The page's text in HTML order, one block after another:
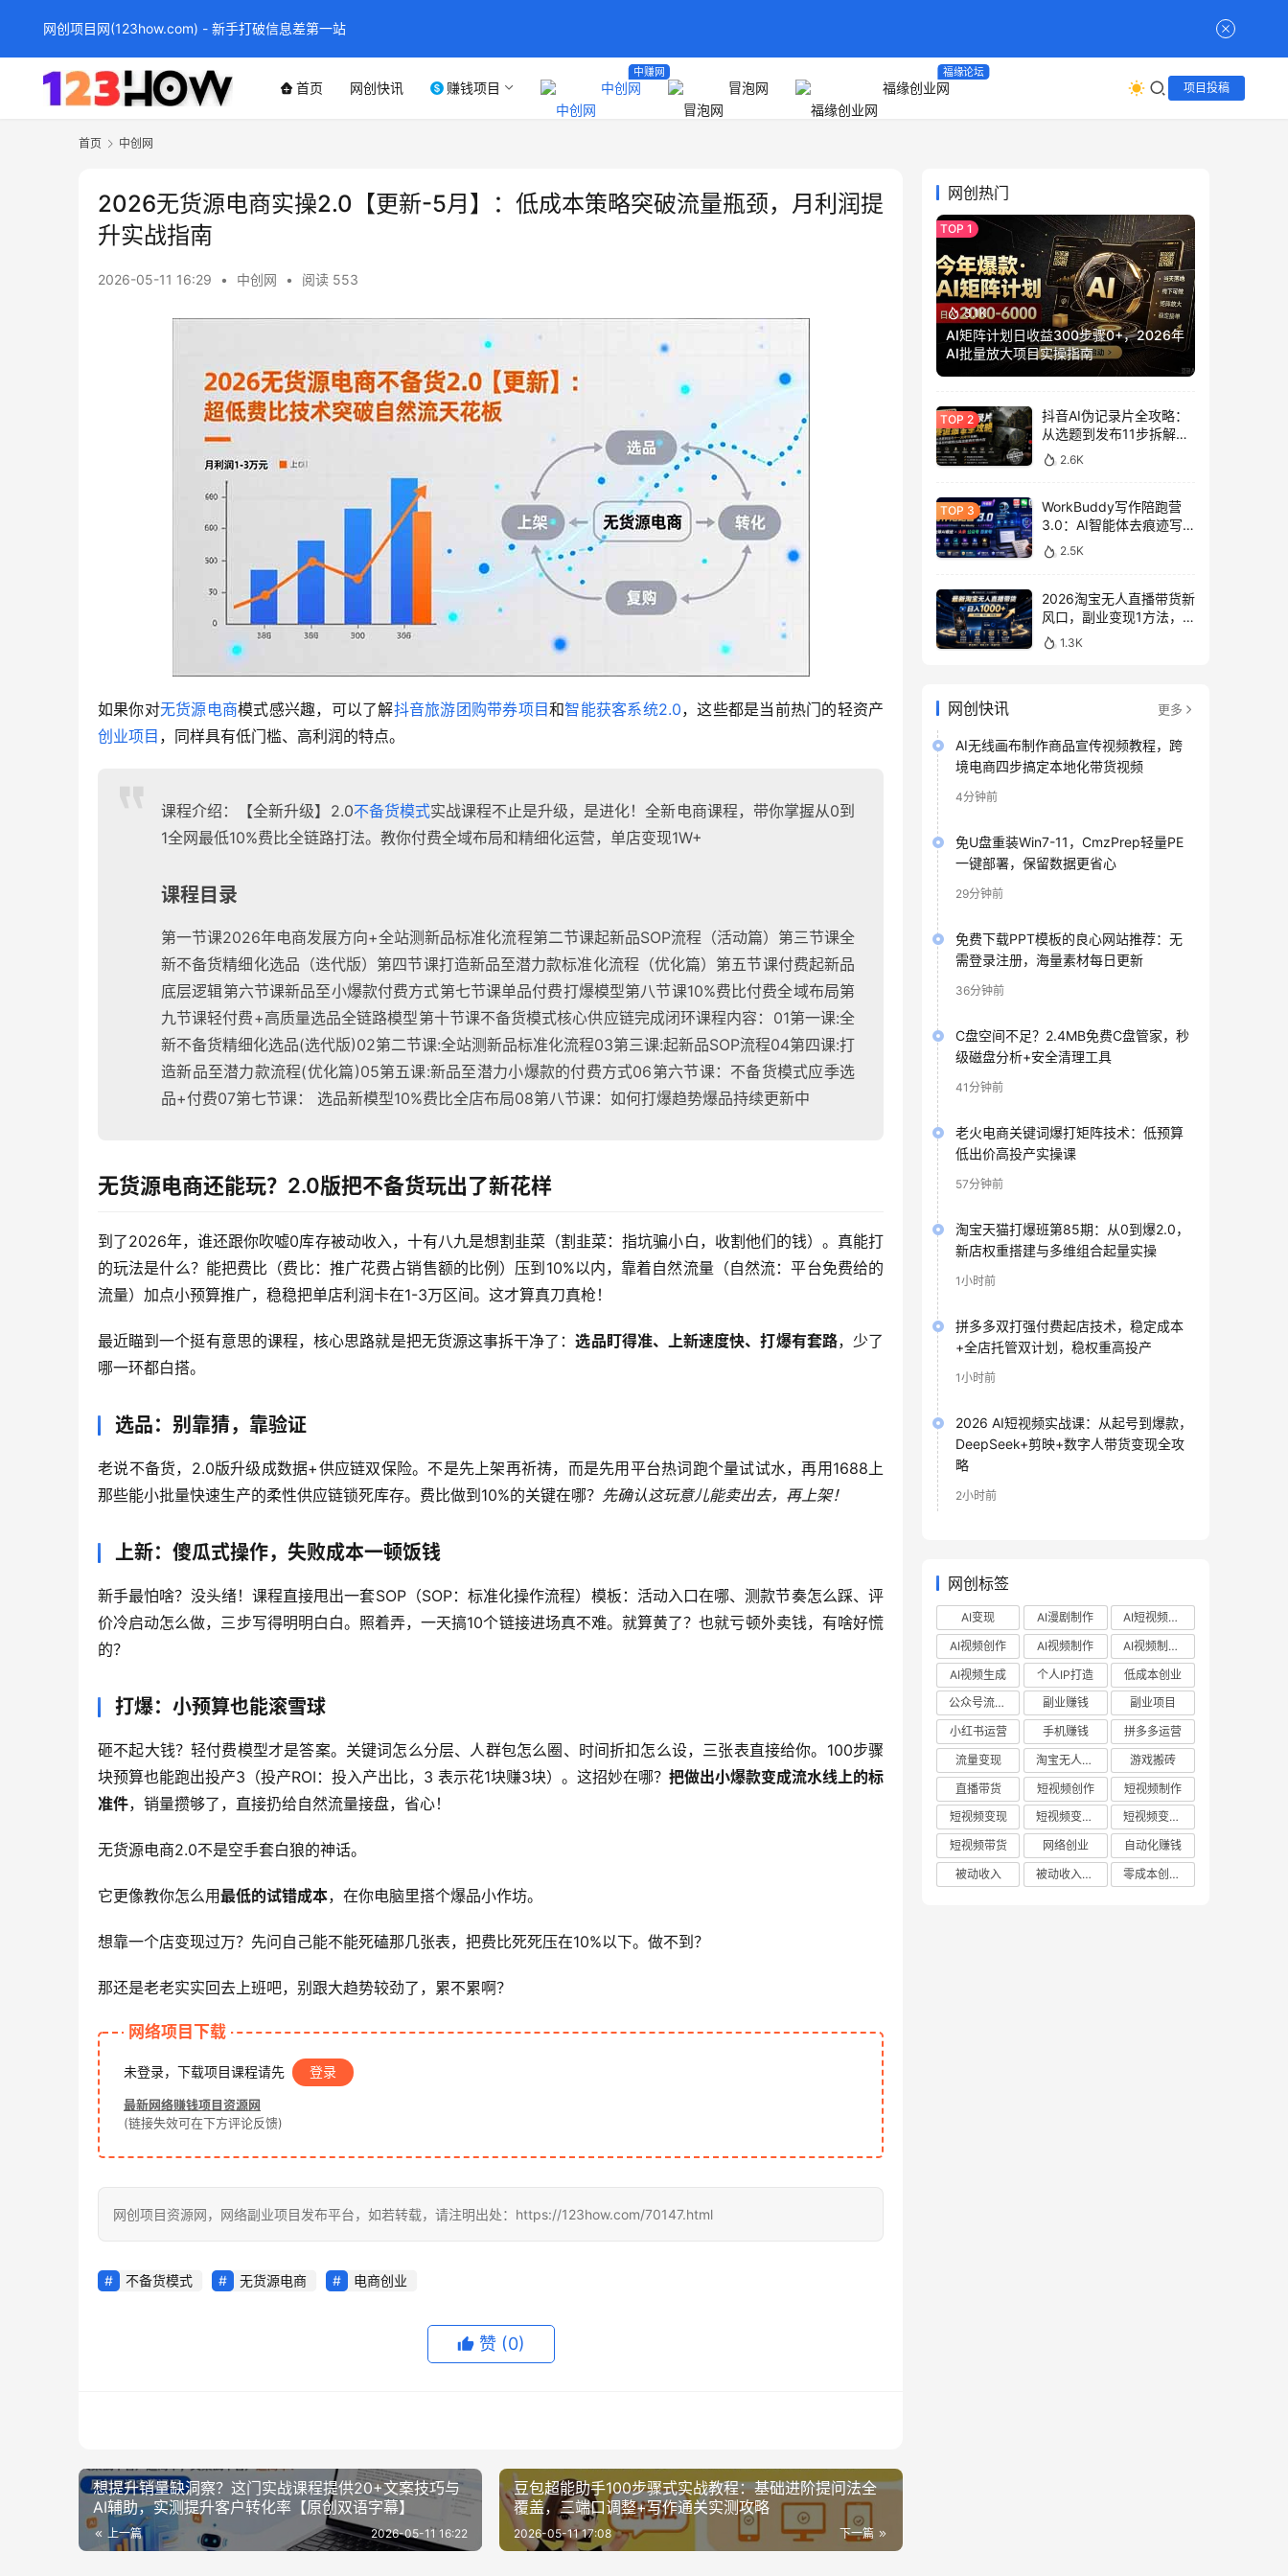
首页 网创快讯 赚钱项目 中创网
中赚网
冒泡网 福缘创业网
福缘论坛
项目投稿
首页 中创网
2026无货源电商实操2.0【更新-5月】：低成本策略突破流量瓶颈，月利润提
升实战指南
2026-05-11 16:29 • 中创网 • 阅读 553
如果你对无货源电商模式感兴趣，可以了解抖音旅游团购带券项目和智能获客系统2.0，这些都是当前热门的轻资产
创业项目 ，同样具有低门槛、高利润的特点。
课程介绍：【全新升级】2.0不备货模式实战课程不止是升级，是进化！全新电商课程，带你掌握从0到
1全网最低10%费比全链路打法。教你付费全域布局和精细化运营，单店变现1W+
课程目录
第一节课2026年电商发展方向+全站测新品标准化流程第二节课起新品SOP流程（活动篇）第三节课全
新不备货精细化选品（迭代版）第四节课打造新品至潜力款标准化流程（优化篇）第五节课付费起新品
底层逻辑第六节课新品至小爆款付费方式第七节课单品付费打爆模型第八节课10%费比付费全域布局第
九节课轻付费+高质量选品全链路模型第十节课不备货模式核心供应链完成闭环课程内容：01第一课:全
新不备货精细化选品(选代版)02第二节课:全站测新品标准化流程03第三课:起新品SOP流程04第四课:打
造新品至潜力款流程(优化篇)05第五课:新品至潜力小爆款的付费方式06第六节课：不备货模式应季选
品+付费07第七节课： 选品新模型10%费比全店布局08第八节课：如何打爆趋势爆品持续更新中
无货源电商还能玩？2.0版把不备货玩出了新花样
到了2026年，谁还跟你吹嘘0库存被动收入，十有八九是想割韭菜（割韭菜：指坑骗小白，收割他们的钱）。真能打
的玩法是什么？能把费比（费比：推广花费占销售额的比例）压到10%以内，靠着自然流量（自然流：平台免费给的
流量）加点小预算推广，稳稳把单店利润卡在1-3万区间。这才算真刀真枪！
最近瞄到一个挺有意思的课程，核心思路就是把无货源这事拆干净了：选品盯得准、上新速度快、打爆有套路，少了
哪一环都白搭。
选品：别靠猜，靠验证
老说不备货，2.0版升级成数据+供应链双保险。不是先上架再祈祷，而是先用平台热词跑个量试试水，再用1688上
那些能小批量快速生产的柔性供应链锁死库存。费比做到10%的关键在哪？ 先确认这玩意儿能卖出去，再上架！
上新：傻瓜式操作，失败成本一顿饭钱
新手最怕啥？没头绪！课程直接甩出一套SOP（SOP：标准化操作流程）模板：活动入口在哪、测款节奏怎么踩、评
价冷启动怎么做，三步写得明明白白。照着弄，一天搞10个链接进场真不难。就算黄了？也就亏顿外卖钱，有啥好慌
的？
打爆：小预算也能滚雪球
砸不起大钱？轻付费模型才是答案。关键词怎么分层、人群包怎么圈、时间折扣怎么设，三张表直接给你。100步骤
块预算也能跑出投产3（投产ROI：投入产出比，3 表示花1块赚3块）。这招妙在哪？ 把做出小爆款变成流水线上的标
准件，销量攒够了，直接扔给自然流量接盘，省心！
无货源电商2.0不是空手套白狼的神话。
它更像教你怎么用最低的试错成本，在你电脑里搭个爆品小作坊。
想靠一个店变现过万？先问自己能不能死磕那几张表，把费比死死压在10%以下。做不到？
那还是老老实实回去上班吧，别跟大趋势较劲了，累不累啊？
网络项目下载
未登录，下载项目课程请先 登录
最新网络赚钱项目资源网
(链接失效可在下方评论反馈)
网创项目资源网，网络副业项目发布平台，如若转载，请注明出处：https://123how.com/70147.html
不备货模式 无货源电商 电商创业
赞 (0)
想提升销量缺洞察？这门实战课程提供20+文案技巧与
AI辅助，实测提升客户转化率【原创双语字幕】
上一篇 2026-05-11 16:22
豆包超能助手100步骤式实战教程：基础进阶提问法全
覆盖，三端口调整+写作通关实测攻略
下一篇
2026-05-11 17:08
网创热门
3.1K
AI矩阵计划日收益300步骤0+，2026年
AI批量放大项目实操指南
抖音AI伪记录片全攻略：
从选题到发布11步拆解，
零基础做出高流量真实感
内容
2.6K
WorkBuddy写作陪跑营
3.0：AI智能体去痕迹写
作，头条公众号百家号变
现
2.5K
2026淘宝无人直播带货新
风口，副业变现1方法，
无违规稳定可长期操作
1.3K
网创快讯 更多
AI无线画布制作商品宣传视频教程，跨
境电商四步搞定本地化带货视频
4分钟前
免U盘重装Win7-11，CmzPrep轻量PE
一键部署，保留数据更省心
29分钟前
免费下载PPT模板的良心网站推荐：无
需登录注册，海量素材每日更新
36分钟前
C盘空间不足？2.4MB免费C盘管家，秒
级磁盘分析+安全清理工具
41分钟前
老火电商关键词爆打矩阵技术：低预算
低出价高投产实操课
57分钟前
淘宝天猫打爆班第85期：从0到爆2.0，
新店权重搭建与多维组合起量实操
1小时前
拼多多双打强付费起店技术，稳定成本
+全店托管双计划，稳权重高投产
1小时前
2026 AI短视频实战课：从起号到爆款，
DeepSeek+剪映+数字人带货变现全攻
略
2小时前
网创标签
AI变现 AI漫剧制作
AI短视频制作
AI视频创作
AI视频制作
AI视频制作教程
AI视频生成
个人IP打造
低成本创业
公众号流量主
副业赚钱
副业项目
小红书运营
手机赚钱
拼多多运营
流量变现
淘宝无人直播
游戏搬砖
直播带货
短视频创作
短视频制作
短视频变现
短视频变现技巧
短视频变现方法
短视频带货
网络创业
自动化赚钱
被动收入
被动收入项目 零成本创业项目
网创项目网(123how.com) - 新手打破信息差第一站